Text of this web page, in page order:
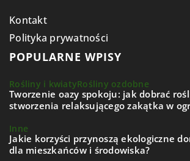
Kontakt
Polityka prywatności
POPULARNE WPISY
Rośliny i kwiatyRośliny ozdobne
Tworzenie oazy spokoju: jak dobrać
stworzenia relaksującego zakątka w
Inne
Jakie korzyści przynoszą ekologiczne
dla mieszkańców i środowiska?